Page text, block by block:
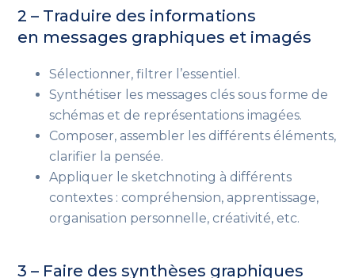
2 – Traduire des informations
en messages graphiques et imagés
Sélectionner, filtrer l’essentiel.
Synthétiser les messages clés sous forme de
schémas et de représentations imagées.
Composer, assembler les différents éléments,
clarifier la pensée.
Appliquer le sketchnoting à différents
contextes : compréhension, apprentissage,
organisation personnelle, créativité, etc.
3 – Faire des synthèses graphiques